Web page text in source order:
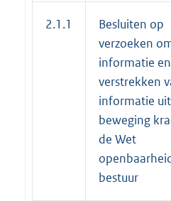
2.1.1
Besluiten op
verzoeken
informatie
verstrekken
informatie
beweging
de Wet
bestuur